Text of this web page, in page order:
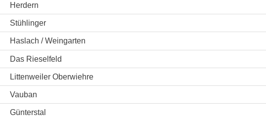
Herdern
Stühlinger
Haslach / Weingarten
Das Rieselfeld
Littenweiler Oberwiehre
Vauban
Günterstal